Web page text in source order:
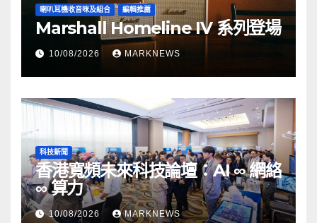
喇叭耳機收音咪及組合 編輯推薦
Marshall Homeline IV 系列登場
10/08/2026 MARKNEWS
科技新聞
香港寬頻未來科技論壇：AI ∞ 網絡
∞ 算力
10/08/2026 MARKNEWS